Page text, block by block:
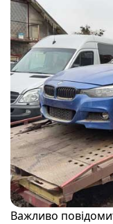
Важливо